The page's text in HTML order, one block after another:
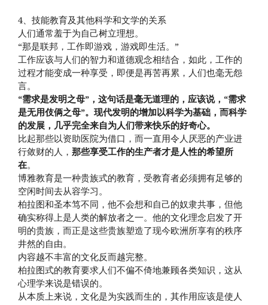
4、技能教育及其他科学和文学的关系
人们通常羞于为自己树立理想。
“那是联邦，工作即游戏，游戏即生活。”
工作应该与人们的智力和道德观念相结合，如此，工作的
过程才能变成一种享受，即便是再苦再累，人们也毫无怨
言。
“需求是发明之母”，这句话是毫无道理的，应该说，“需求
是无用伎俩之母”。现代发明的增加以科学为基础，而科学
的发展，几乎完全来自为人们带来快乐的好奇心。
比起那些以资助医院为借口，而一直用令人厌恶的产业进
行敛财的人， 那些享受工作的生产者才是人性的希望所
在。
博雅教育是一种贵族式的教育，受教育者必须拥有足够的
空闲时间去从容学习。
柏拉图和圣本笃不同，他不会想和自己的奴隶共事，但他
确实称得上是人类的解放者之一。他的文化理念启发了开
明的贵族，而正是这些贵族塑造了现今欧洲所享有的秩序
井然的自由。
内容越不丰富的文化反而越完整。
柏拉图式的教育要求人们不偏不倚地兼顾各类知识，这从
心理学来说是错误的。
从本质上来说，文化是为实践而生的，其作用应该是使人